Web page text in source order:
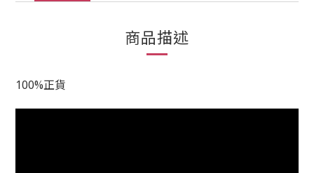
商品描述
100%正貨